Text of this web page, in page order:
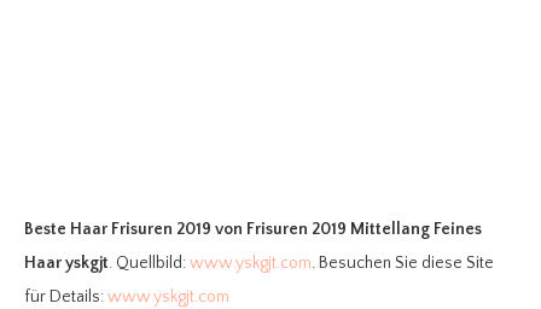
Beste Haar Frisuren 2019 von Frisuren 2019 Mittellang Feines
Haar yskgjt. Quellbild:www.yskgjt.com. Besuchen Sie diese Site
für Details:www.yskgjt.com